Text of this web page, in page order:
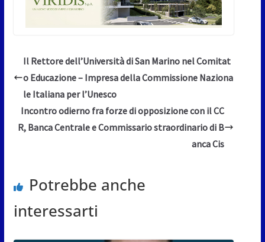
Il Rettore dell’Università di San Marino nel Comitat
o Educazione – Impresa della Commissione Naziona
le Italiana per l’Unesco
Incontro odierno fra forze di opposizione con il CC
R, Banca Centrale e Commissario straordinario di B
anca Cis
Potrebbe anche
interessarti